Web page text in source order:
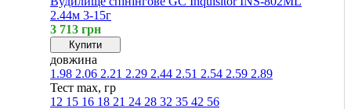
2.44м 3-15г
3 713 грн
Купити
довжина
1.98 2.06 2.21 2.29 2.44 2.51 2.54 2.59 2.89
Тест max, гр
12 15 16 18 21 24 28 32 35 42 56